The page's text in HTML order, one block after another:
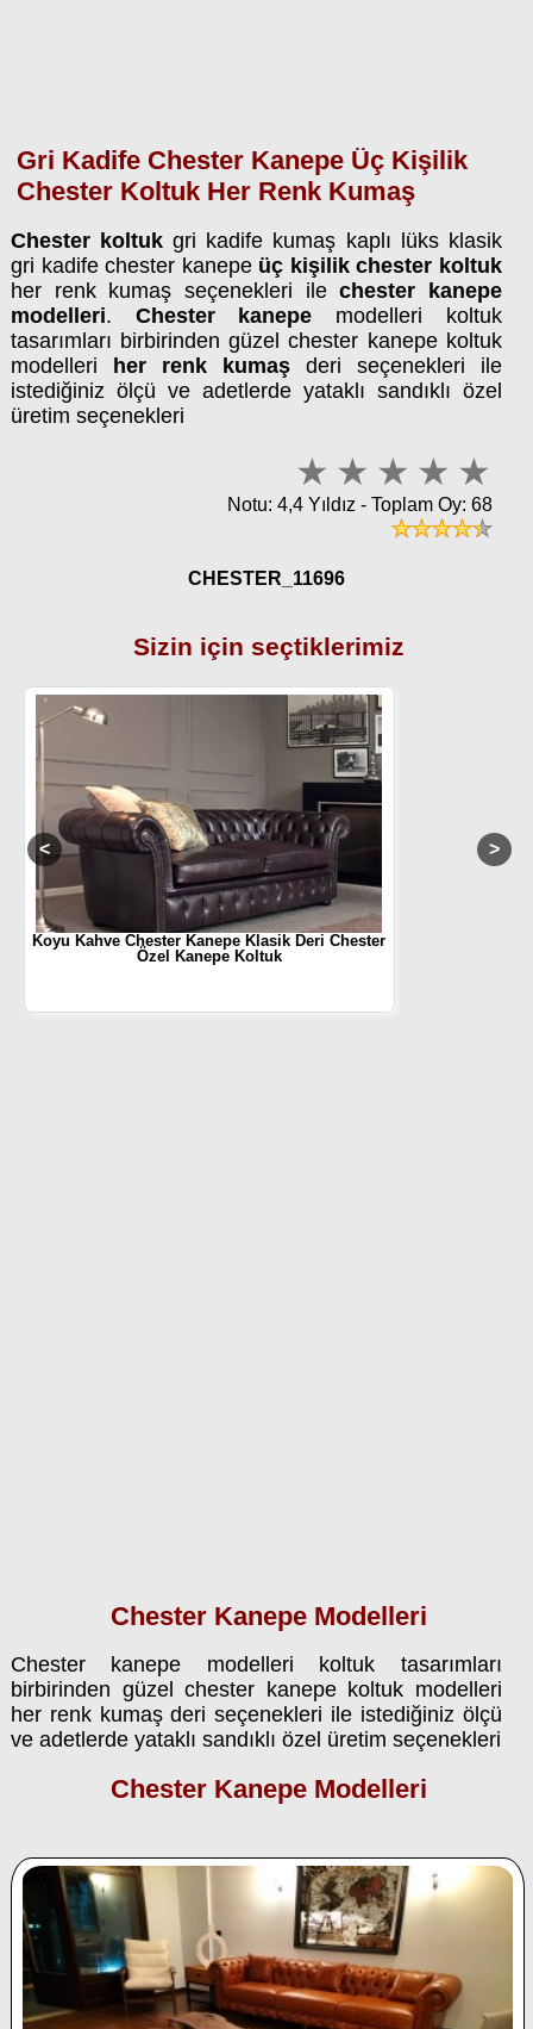
Gri Kadife Chester Kanepe Üç Kişilik
Chester Koltuk Her Renk Kumaş
Chester koltuk gri kadife kumaş kaplı lüks klasik
gri kadife chester kanepe üç kişilik chester koltuk
her renk kumaş seçenekleri ilechester kanepe
modelleri. Chester kanepe modelleri koltuk
tasarımları birbirinden güzel chester kanepe koltuk
modelleri her renk kumaşderi seçenekleri ile
istediğiniz ölçü ve adetlerde yataklı sandıklı özel
üretim seçenekleri
Notu: 4,4 Yıldız - Toplam Oy: 68
CHESTER_11696
Sizin için seçtiklerimiz
Koyu Kahve Chester Kanepe Klasik Deri Chester
Özel Kanepe Koltuk
Chester Kanepe Modelleri
Chester kanepe modelleri koltuk tasarımları
birbirinden güzel chester kanepe koltuk modelleri
her renk kumaş deri seçenekleri ile istediğiniz ölçü
ve adetlerde yataklı sandıklı özel üretim seçenekleri
Chester Kanepe Modelleri